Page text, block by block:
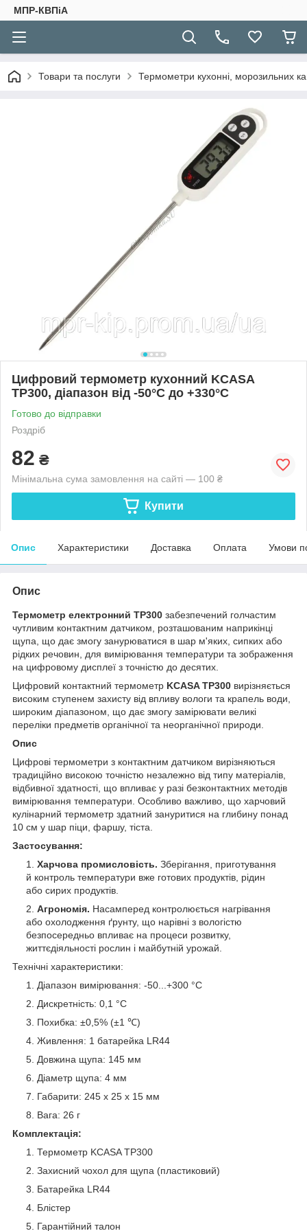
МПР-КВПіА
Товари та послуги Термометри кухонні, морозильних
Цифровий термометр кухонний KCASA
TP300, діапазон від -50°C до +330°C
Готово до відправки
Роздріб
82 ₴
Мінімальна сума замовлення на сайті — 100 ₴
Купити
Опис Характеристики Доставка Оплата Умови
Опис
Термометр електронний TP300 забезпечений голчастим
чутливим контактним датчиком, розташованим наприкінці
щупа, що дає змогу занурюватися в шар м'яких, сипких або
рідких речовин, для вимірювання температури та зображення
на цифровому дисплеї з точністю до десятих.
Цифровий контактний термометр KCASA TP300 вирізняється
високим ступенем захисту від впливу вологи та крапель води,
широким діапазоном, що дає змогу замірювати великі
переліки предметів органічної та неорганічної природи.
Опис
Цифрові термометри з контактним датчиком вирізняються
традиційно високою точністю незалежно від типу матеріалів,
відбивної здатності, що впливає у разі безконтактних методів
вимірювання температури. Особливо важливо, що харчовий
кулінарний термометр здатний зануритися на глибину понад
10 см у шар піци, фаршу, тіста.
Застосування:
Харчова промисловість. Зберігання, приготування
й контроль температури вже готових продуктів, рідин
або сирих продуктів.
Агрономія. Насамперед контролюється нагрівання
або охолодження ґрунту, що нарівні з вологістю
безпосередньо впливає на процеси розвитку,
життєдіяльності рослин і майбутній урожай.
Технічні характеристики:
Діапазон вимірювання: -50...+300 °C
Дискретність: 0,1 °C
Похибка: ±0,5% (±1 ℃)
Живлення: 1 батарейка LR44
Довжина щупа: 145 мм
Діаметр щупа: 4 мм
Габарити: 245 х 25 х 15 мм
Вага: 26 г
Комплектація:
Термометр KCASA TP300
Захисний чохол для щупа (пластиковий)
Батарейка LR44
Блістер
Гарантійний талон